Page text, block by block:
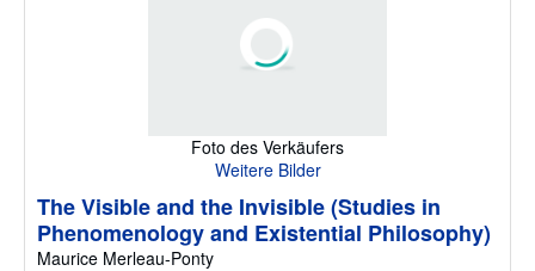
Foto des Verkäufers
Weitere Bilder
The Visible and the Invisible (Studies in
Phenomenology and Existential Philosophy)
Maurice Merleau-Ponty